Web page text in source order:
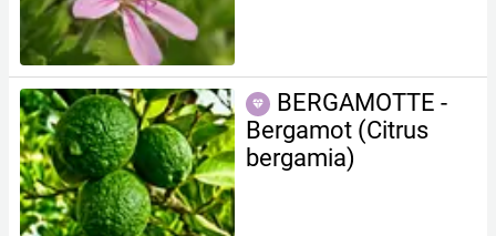
BERGAMOTTE -
Bergamot (C itrus
bergamia)